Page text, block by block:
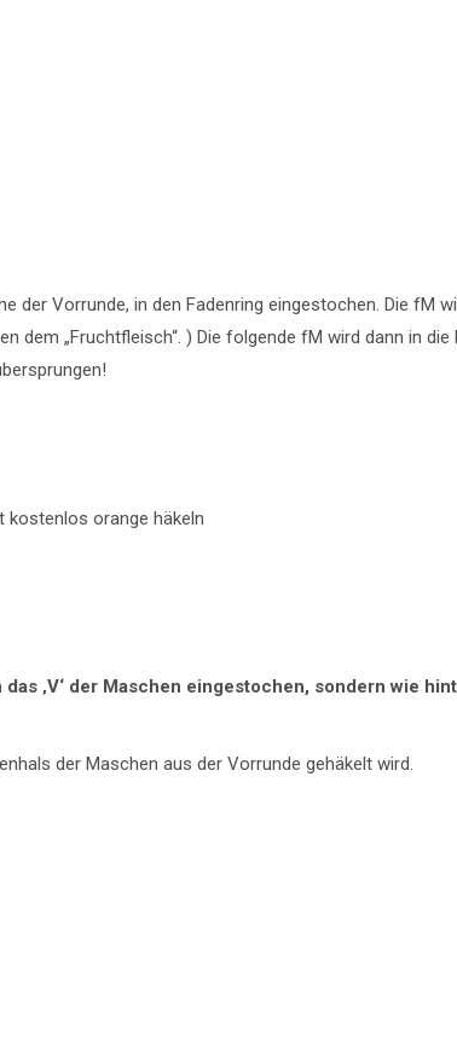
Vorrunde, in den Fadenring eingestochen. Die fM
dem „Fruchtfleisch“. ) Die folgende fM wird dann in die
‚V‘ der Maschen eingestochen, sondern wie
der Maschen aus der Vorrunde gehäkelt wird.